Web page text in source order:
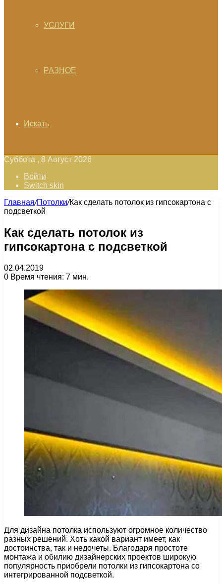
УСЛУГИ
РАЗНОЕ
Искать
Суббота , 8 Август 2026
Войти
Switch skin
Главная/Потолки/Как сделать потолок из гипсокартона с
подсветкой
Как сделать потолок из
гипсокартона с подсветкой
02.04.2019
0 Время чтения: 7 мин.
Для дизайна потолка используют огромное количество
разных решений. Хоть какой вариант имеет, как
достоинства, так и недочеты. Благодаря простоте
монтажа и обилию дизайнерских проектов широкую
популярность приобрели потолки из гипсокартона со
интегрированной подсветкой.